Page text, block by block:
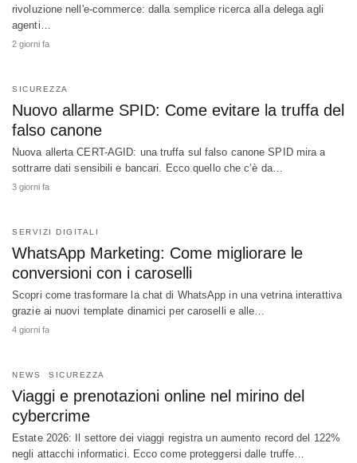
rivoluzione nell'e-commerce: dalla semplice ricerca alla delega agli
agenti…
2 giorni fa
SICUREZZA
Nuovo allarme SPID: Come evitare la truffa del
falso canone
Nuova allerta CERT-AGID: una truffa sul falso canone SPID mira a
sottrarre dati sensibili e bancari. Ecco quello che c’è da…
3 giorni fa
SERVIZI DIGITALI
WhatsApp Marketing: Come migliorare le
conversioni con i caroselli
Scopri come trasformare la chat di WhatsApp in una vetrina interattiva
grazie ai nuovi template dinamici per caroselli e alle…
4 giorni fa
NEWS SICUREZZA
Viaggi e prenotazioni online nel mirino del
cybercrime
Estate 2026: Il settore dei viaggi registra un aumento record del 122%
negli attacchi informatici. Ecco come proteggersi dalle truffe…